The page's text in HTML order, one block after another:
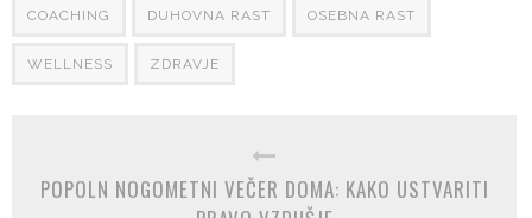
COACHING DUHOVNA RAST OSEBNA RAST
WELLNESS ZDRAVJE
POPOLN NOGOMETNI VEČER DOMA: KAKO USTVARITI